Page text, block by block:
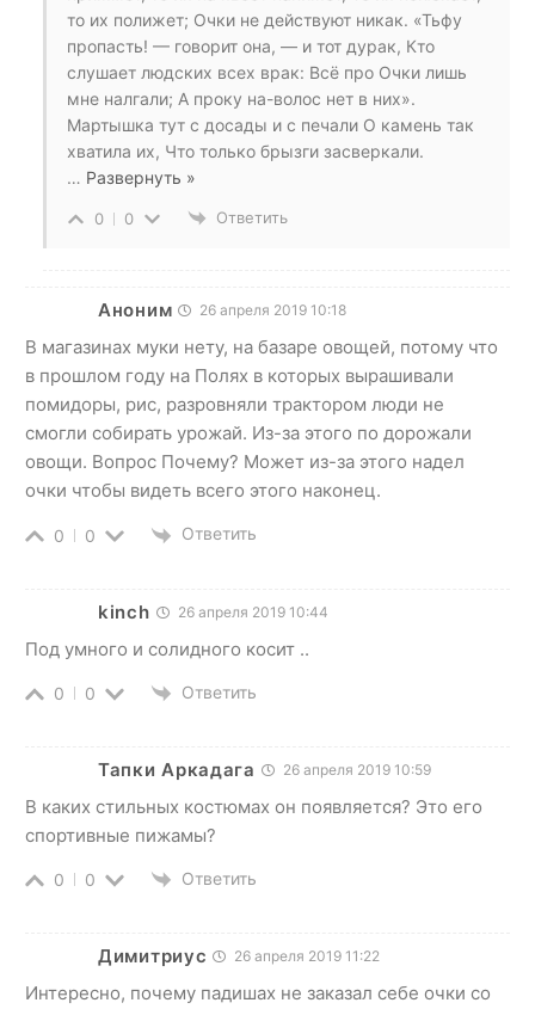
то их полижет; Очки не действуют никак. «Тьфу
пропасть! — говорит она, — и тот дурак, Кто
слушает людских всех врак: Всё про Очки лишь
мне налгали; А проку на-волос нет в них».
Мартышка тут с досады и с печали О камень так
хватила их, Что только брызги засверкали.
… Развернуть »
0 0 Ответить
Аноним 26 апреля 2019 10:18
В магазинах муки нету, на базаре овощей, потому что
в прошлом году на Полях в которых вырашивали
помидоры, рис, разровняли трактором люди не
смогли собирать урожай. Из-за этого по дорожали
овощи. Вопрос Почему? Может из-за этого надел
очки чтобы видеть всего этого наконец.
0 0 Ответить
kinch 26 апреля 2019 10:44
Под умного и солидного косит ..
0 0 Ответить
Тапки Аркадага 26 апреля 2019 10:59
В каких стильных костюмах он появляется? Это его
спортивные пижамы?
0 0 Ответить
Димитриус 26 апреля 2019 11:22
Интересно, почему падишах не заказал себе очки со